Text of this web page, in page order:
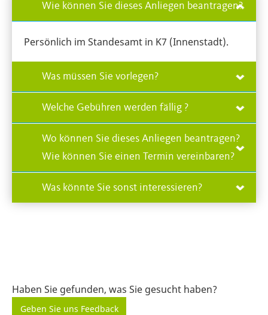
Wie können Sie dieses Anliegen beantragen?
Persönlich im Standesamt in K7 (Innenstadt).
Was müssen Sie vorlegen?
Welche Gebühren werden fällig ?
Wo können Sie dieses Anliegen beantragen?
Wie können Sie einen Termin vereinbaren?
Was könnte Sie sonst interessieren?
Haben Sie gefunden, was Sie gesucht haben?
Geben Sie uns Feedback